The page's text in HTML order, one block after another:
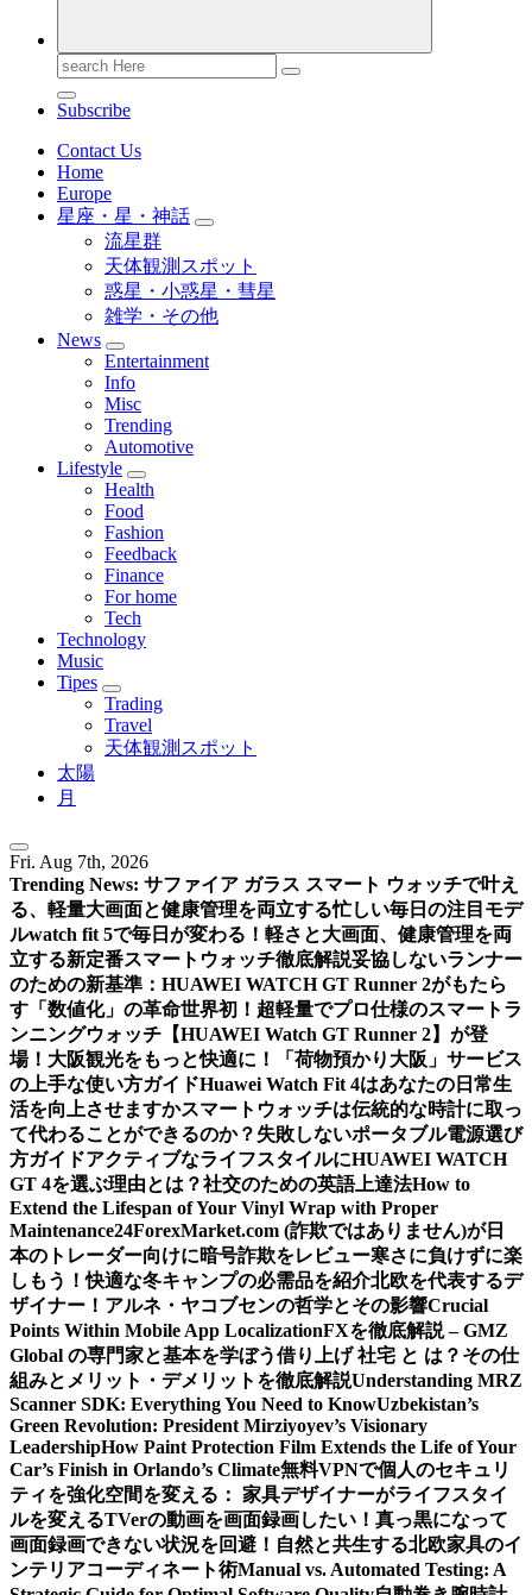
Search
for:
Subscribe
Contact Us
Home
Europe
星座・星・神話
流星群
天体観測スポット
惑星・小惑星・彗星
雑学・その他
News
Entertainment
Info
Misc
Trending
Automotive
Lifestyle
Health
Food
Fashion
Feedback
Finance
For home
Tech
Technology
Music
Tipes
Trading
Travel
天体観測スポット
太陽
月
Fri. Aug 7th, 2026
Trending News: サファイア ガラス スマート ウォッチで叶え
る、軽量大画面と健康管理を両立する忙しい毎日の注目モデ
ルwatch fit 5で毎日が変わる！軽さと大画面、健康管理を両
立する新定番スマートウォッチ徹底解説妥協しないランナー
のための新基準：HUAWEI WATCH GT Runner 2がもたら
す「数値化」の革命世界初！超軽量でプロ仕様のスマートラ
ンニングウォッチ【HUAWEI Watch GT Runner 2】が登
場！ 大阪観光をもっと快適に！「荷物預かり大阪」サービス
の上手な使い方ガイドHuawei Watch Fit 4はあなたの日常生
活を向上させますかスマートウォッチは伝統的な時計に取っ
て代わることができるのか？ 失敗しないポータブル電源選び
方ガイドアクティブなライフスタイルにHUAWEI WATCH
GT 4を選ぶ理由とは？社交のための英語上達法How to
Extend the Lifespan of Your Vinyl Wrap with Proper
Maintenance24ForexMarket.com (詐欺ではありません)が日
本のトレーダー向けに暗号詐欺をレビュー寒さに負けずに楽
しもう！快適な冬キャンプの必需品を紹介北欧を代表するデ
ザイナー！アルネ・ヤコブセンの哲学とその影響Crucial
Points Within Mobile App LocalizationFXを徹底解説 – GMZ
Global の専門家と基本を学ぼう借り上げ 社宅 と は？その仕
組みとメリット・デメリットを徹底解説Understanding MRZ
Scanner SDK: Everything You Need to KnowUzbekistan’s
Green Revolution: President Mirziyoyev’s Visionary
LeadershipHow Paint Protection Film Extends the Life of Your
Car’s Finish in Orlando’s Climate無料VPNで個人のセキュリ
ティを強化空間を変える： 家具デザイナーがライフスタイ
ルを変えるTVerの動画を画面録画したい！真っ黒になって
画面録画できない状況を回避！ 自然と共生する北欧家具のイ
ンテリアコーディネート術Manual vs. Automated Testing: A